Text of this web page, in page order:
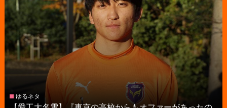
ゆるネタ